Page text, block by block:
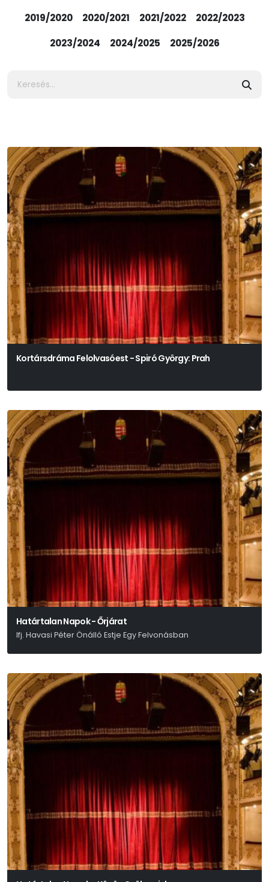
2019/2020
2020/2021 2021/2022
2022/2023
2023/2024
2024/2025 2025/2026
Kortársdráma Felolvasóest - Spiró György: Prah
Határtalan Napok - Őrjárat
Ifj. Havasi Péter Önálló Estje Egy Felvonásban